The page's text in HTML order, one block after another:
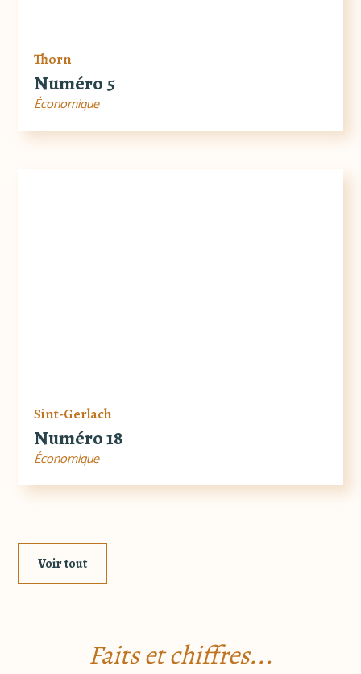
Thorn
Numéro 5
Économique
Sint-Gerlach
Numéro 18
Économique
Voir tout
Faits et chiffres...